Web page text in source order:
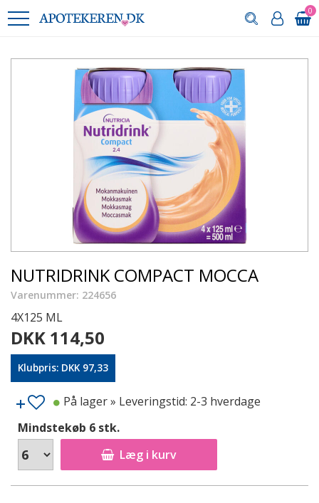
0
NUTRIDRINK COMPACT MOCCA
Varenummer: 224656
4X125 ML
DKK 114,50
Klubpris: DKK 97,33
Mindstekøb 6 stk.
Læg i kurv
På lager» Leveringstid: 2-3 hverdage